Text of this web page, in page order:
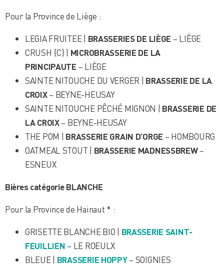
Pour la Province de Liège :
LEGIA FRUITEE | BRASSERIES DE LIÈGE – LIÈGE
CRUSH {C} | MICROBRASSERIE DE LA
PRINCIPAUTE – LIÈGE
SAINTE NITOUCHE DU VERGER | BRASSERIE DE LA
CROIX– BEYNE-HEUSAY
SAINTE NITOUCHE PÊCHÉ MIGNON | BRASSERIE DE
LA CROIX– BEYNE-HEUSAY
THE POM | BRASSERIE GRAIN D’ORGE – HOMBOURG
OATMEAL STOUT | BRASSERIE MADNESSBREW–
ESNEUX
Bières catégorie BLANCHE
Pour la Province de Hainaut * :
GRISETTE BLANCHE BIO | BRASSERIE SAINT-
FEUILLIEN – LE ROEULX
BLEUE | BRASSERIE HOPPY– SOIGNIES